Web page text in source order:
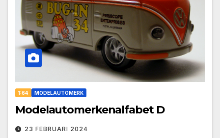
1:64 MODELAUTOMERK
Modelautomerkenalfabet D
23 FEBRUARI 2024